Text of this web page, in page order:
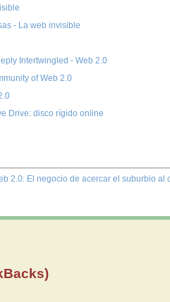
- La web invisible
Intertwingled - Web 2.0
of Web 2.0
Drive: disco rígido online
2.0: El negocio de acercar el suburbio al